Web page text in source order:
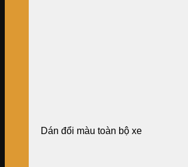
Dán đổi màu toàn bộ xe